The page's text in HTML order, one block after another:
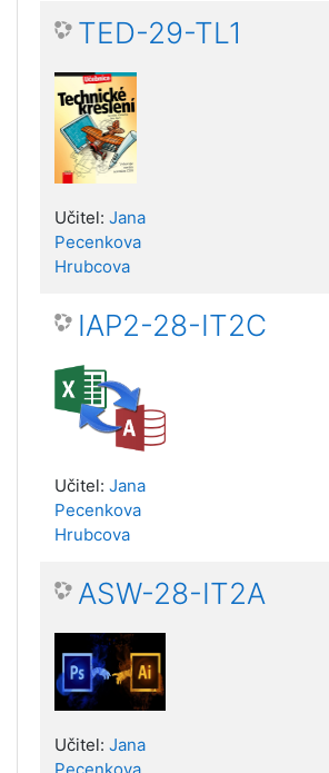
TED-29-TL1
Učitel: Jana
Pecenkova
Hrubcova
IAP2-28-IT2C
Učitel: Jana
Pecenkova
Hrubcova
ASW-28-IT2A
Učitel: Jana